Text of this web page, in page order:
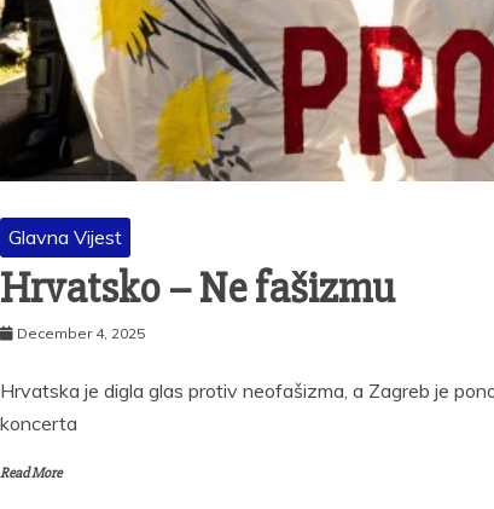
Glavna Vijest
Hrvatsko – Ne fašizmu
December 4, 2025
Hrvatska je digla glas protiv neofašizma, a Zagreb je
koncerta
Read More